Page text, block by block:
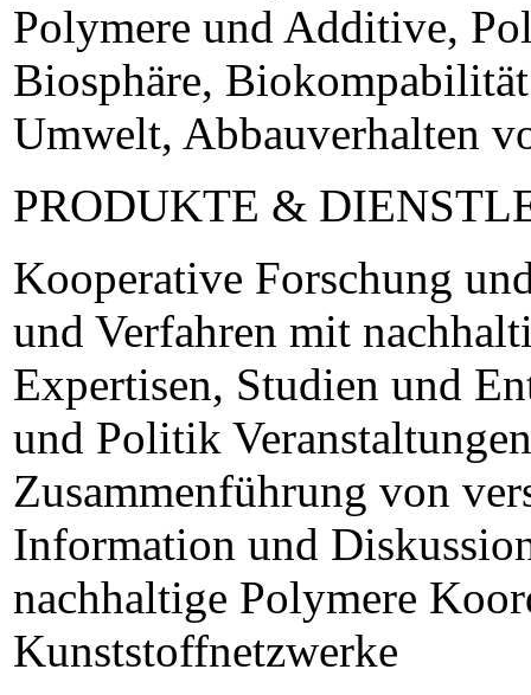
Polymere und Additive,
Biosphäre,
Umwelt, Abbauverhalten
PRODUKTE &
Kooperative Forschung
und Verfahren mit
Expertisen, Studien und
und Politik
Zusammenführung von
Information und
nachhaltige Polymere
Kunststoffnetzwerke